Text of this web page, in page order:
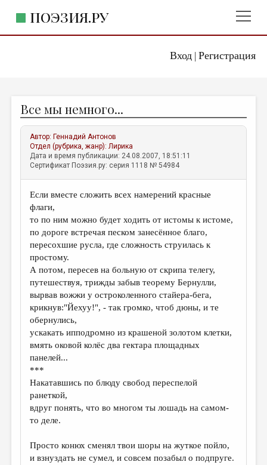
Вход| Регистрация
ПОЭЗИЯ.РУ
ЖАНРЫ
АВТОРЫ
КОММЕНТАРИИ
ЛИТСАЛОН
НОВОСТИ
ПРАВИЛА САЙТА
ОТДЕЛЫ И РУБРИКИ
ИЗБРАННОЕ
ДАЙДЖЕСТ
ПРОИЗВЕДЕНИЯ
ПЕРЕВОДЫ
КОНКУРСЫ
ДЕТСКАЯ КОМНАТА
КНИЖНАЯ ПОЛКА
ОБЗОР ЛИТЕРАТУРЫ
ОБЪЯВЛЕНИЯ
Все мы немного...
Автор: Геннадий Антонов
Отдел (рубрика, жанр):Лирика
Дата и время публикации: 24.08.2007, 18:51:11
Сертификат Поэзия.ру: серия 1118 № 54984
Если вместе сложить всех намерений красные
флаги,
то по ним можно будет ходить от истомы к истоме,
по дороге встречая песком занесённое благо,
пересохшие русла, где сложность струилась к
простому.
А потом, пересев на больную от скрипа телегу,
путешествуя, трижды забыв теорему Бернулли,
вырвав вожжи у остроколенного стайера-бега,
крикнув:"Йехуу!", - так громко, чтоб дюны, и те
обернулись,
ускакать ипподромно из крашеной золотом клетки,
вмять оковой колёс два гектара площадных
панелей...
***
Накатавшись по блюду свобод переспелой
ранеткой,
вдруг понять, что во многом ты лошадь на самом-
то деле.
Просто конюх сменял твои шоры на жуткое пойло,
и взнуздать не сумел, и совсем позабыл о подпруге.